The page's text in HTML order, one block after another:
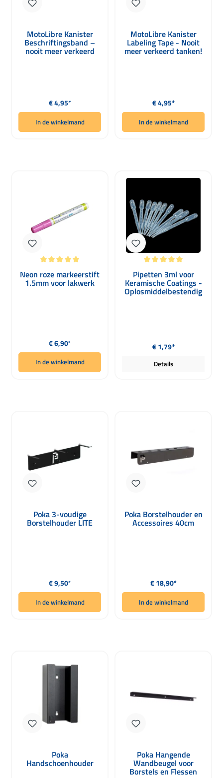
MotoLibre Kanister
Beschriftingsband –
nooit meer verkeerd
Normale prijs:
€ 4,95*
In de winkelmand
MotoLibre Kanister
Labeling Tape - Nooit
meer verkeerd tanken!
Normale prijs:
€ 4,95*
In de winkelmand
Neon roze markeerstift
1.5mm voor lakwerk
Normale prijs:
€ 6,90*
In de winkelmand
Pipetten 3ml voor
Keramische Coatings -
Oplosmiddelbestendig
Normale prijs:
€ 1,79*
Details
Poka 3-voudige
Borstelhouder LITE
Normale prijs:
€ 9,50*
In de winkelmand
Poka Borstelhouder en
Accessoires 40cm
Normale prijs:
€ 18,90*
In de winkelmand
Poka
Handschoenhouder
Poka Hangende
Wandbeugel voor
Borstels en Flessen